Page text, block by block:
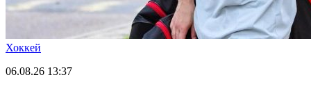
Хоккей
06.08.26 13:37